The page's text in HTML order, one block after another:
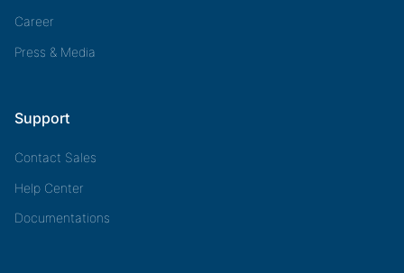
Career
Press & Media
Support
Contact Sales
Help Center
Documentations